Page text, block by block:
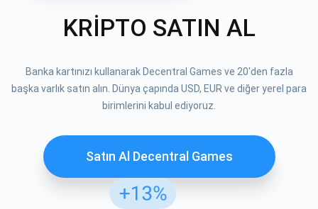
KRİPTO SATIN AL
Banka kartınızı kullanarak Decentral Games ve 20'den fazla
başka varlık satın alın. Dünya çapında USD, EUR ve diğer yerel para
birimlerini kabul ediyoruz.
Satın Al Decentral Games